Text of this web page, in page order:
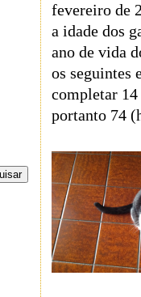
fevereiro de
a idade dos
ano de vida
os seguintes
completar
portanto 74